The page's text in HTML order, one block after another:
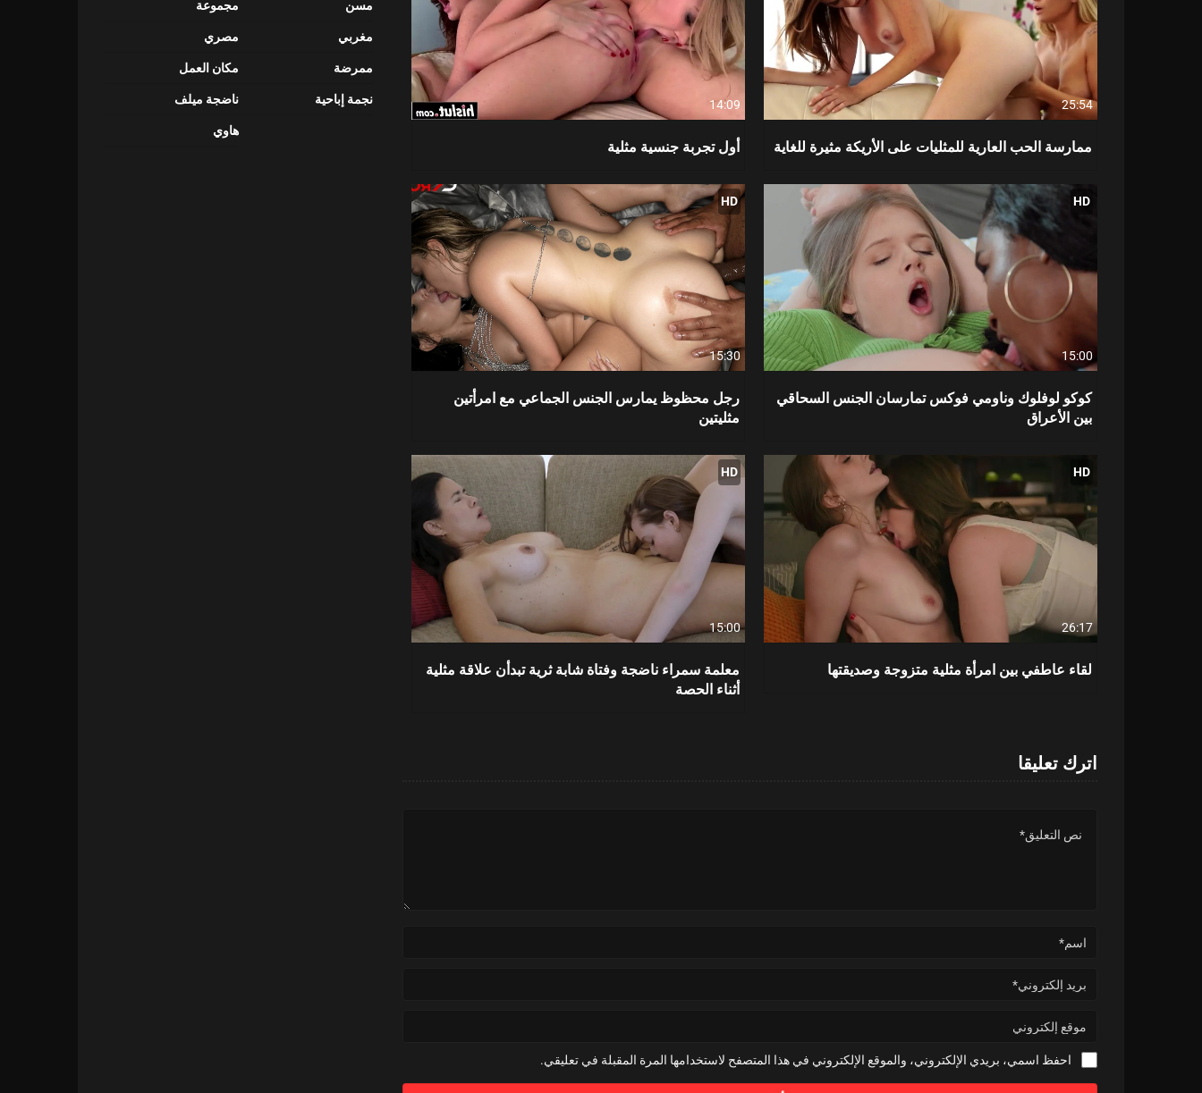
25:54
ممارسة الحب العارية للمثليات على الأريكة مثيرة للغاية
14:09
أول تجربة جنسية مثلية
HD
15:00
كوكو لوفلوك وناومي فوكس تمارسان الجنس السحاقي
بين الأعراق
HD
15:30
رجل محظوظ يمارس الجنس الجماعي مع امرأتين
مثليتين
HD
26:17
لقاء عاطفي بين امرأة مثلية متزوجة وصديقتها
HD
15:00
معلمة سمراء ناضجة وفتاة شابة ثرية تبدأن علاقة مثلية
أثناء الحصة
اترك تعليقا
احفظ اسمي، بريدي الإلكتروني، والموقع الإلكتروني في هذا المتصفح لاستخدامها المرة المقبلة في تعليقي.
مجموعة مسن
مصري مغربي
مكان العمل ممرضة
ناضجة ميلف نجمة إباحية
هاوي